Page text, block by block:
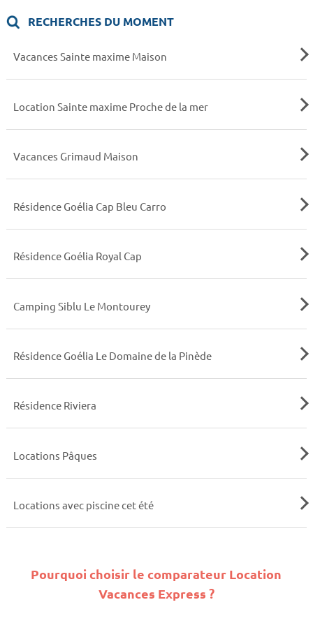
RECHERCHES DU MOMENT
Vacances Sainte maxime Maison
Location Sainte maxime Proche de la mer
Vacances Grimaud Maison
Résidence Goélia Cap Bleu Carro
Résidence Goélia Royal Cap
Camping Siblu Le Montourey
Résidence Goélia Le Domaine de la Pinède
Résidence Riviera
Locations Pâques
Locations avec piscine cet été
Pourquoi choisir le comparateur Location
Vacances Express ?